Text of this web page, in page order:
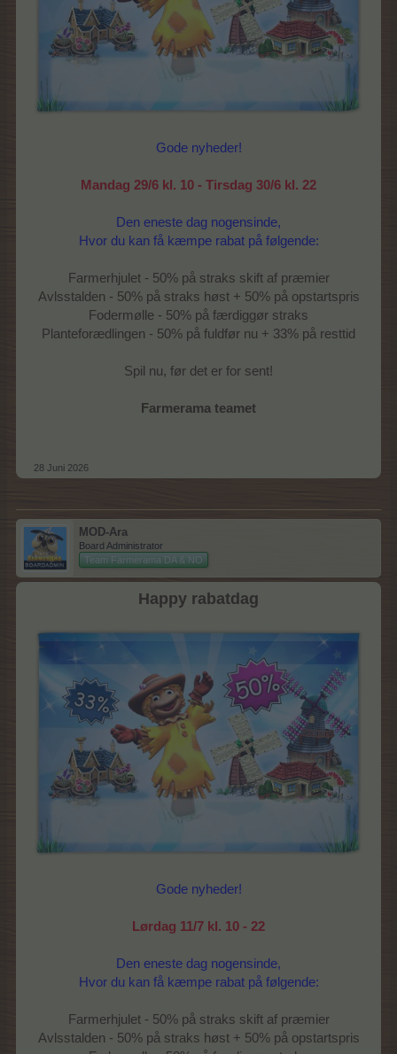
Gode nyheder!
Mandag 29/6 kl. 10 - Tirsdag 30/6 kl. 22
Den eneste dag nogensinde,
Hvor du kan få kæmpe rabat på følgende:
Farmerhjulet - 50% på straks skift af præmier
Avlsstalden - 50% på straks høst + 50% på opstartspris
Fodermølle - 50% på færdiggør straks
Planteforædlingen - 50% på fuldfør nu + 33% på resttid
Spil nu, før det er for sent!
Farmerama teamet
28 Juni 2026
MOD-Ara
Board Administrator
Team Farmerama DA & NO
Happy rabatdag
Gode nyheder!
Lørdag 11/7 kl. 10 - 22
Den eneste dag nogensinde,
Hvor du kan få kæmpe rabat på følgende:
Farmerhjulet - 50% på straks skift af præmier
Avlsstalden - 50% på straks høst + 50% på opstartspris